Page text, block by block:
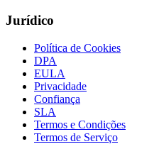
Jurídico
Política de Cookies
DPA
EULA
Privacidade
Confiança
SLA
Termos e Condições
Termos de Serviço